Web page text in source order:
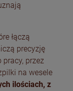
łączą
precyzję
przez
na wesele
ilościach, z